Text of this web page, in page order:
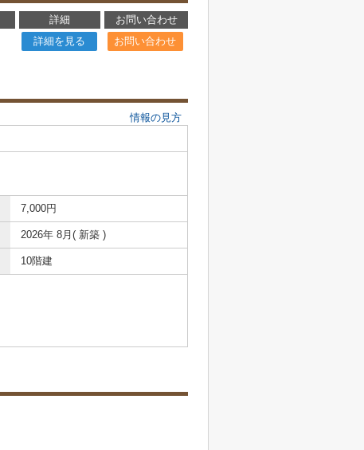
詳細
お問い合わせ
詳細を見る お問い合わせ
情報の見方
7,000円
2026年 8月( 新築 )
10階建